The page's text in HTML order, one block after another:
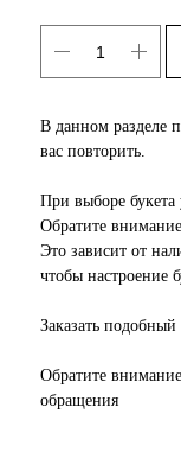
В данном разделе
вас повторить.
При выборе букета
Обратите
Это зависит от
чтобы настроение
Заказать
Обратите внимание
обращения